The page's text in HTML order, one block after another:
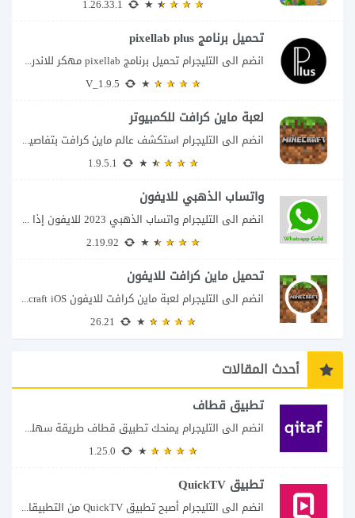
تحميل برنامج pixellab plus
انضم الى التليجرام تحميل برنامج pixellab مهكر للاندرويد يعتبر تطبيق بيكسلاب من اشهر تطبيقات...
لعبة ماين كرافت للكمبيوتر
انضم الى التليجرام استكشف عالم ماين كرافت بتفاصيل مذهلة 🌟 هل أنت مستعد لمغامرة...
واتساب الذهبي للايفون
انضم الى التليجرام واتساب الذهبي 2023 للايفون إذا كنت تبحث عن واتساب الذهبي للايفون...
تحميل ماين كرافت للايفون
انضم الى التليجرام لعبة ماين كرافت للايفون Minecraft iOS تُعد لعبة Minecraft واحدة من...
أحدث المقالات
تطبيق قطاف
انضم الى التليجرام يمنحك تطبيق قطاف طريقة سهلة لمتابعة نقاط المكافآت والاستفادة منها في...
تطبيق QuickTV
انضم الى التليجرام أصبح تطبيق QuickTV من التطبيقات التي تستهدف محبي المسلسلات السريعة، إذ...